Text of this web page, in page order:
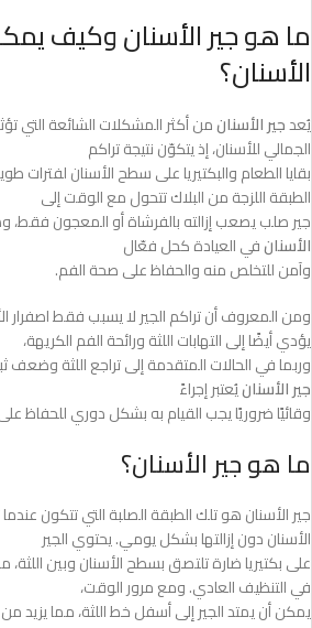
ما هو جير الأسنان وكيف
الأسنان؟
يُعدجير الأسنانمن أكثر المشكلات الشائعة التي
الجمالي للأسنان، إذ يتكوّن نتيجة تراكم
بقايا الطعام والبكتيريا على سطح الأسنان
الطبقة اللزجة من البلاك تتحول مع الوقت إلى
جير صلب يصعب إزالته بالفرشاة أو المعجون فقط،
الأسنانفي العيادة كحل فعّال
وآمن للتخلص منه والحفاظ على صحة الفم.
ومن المعروف أن تراكم الجير لا يسبب فقط اصفرار
يؤدي أيضًا إلى التهابات اللثة ورائحة الفم الكريهة،
وربما في الحالات المتقدمة إلى تراجع اللثة وضعف
جير الأسنانيُعتبر إجراءً
وقائيًا ضروريًا يجب القيام به بشكل دوري للحفاظ
ما هو جير الأسنان؟
جير الأسنان هو تلك الطبقة الصلبة التي تتكون
الأسنان دون إزالتها بشكل يومي. يحتوي الجير
على بكتيريا ضارة تلتصق بسطح الأسنان وبين
في التنظيف العادي. ومع مرور الوقت،
يمكن أن يمتد الجير إلى أسفل خط اللثة، مما يزيد